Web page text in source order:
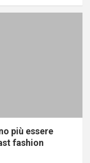
più essere
fashion